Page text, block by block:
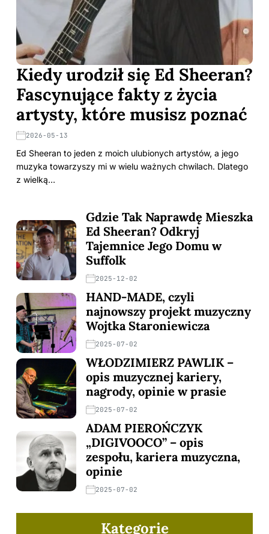
Kiedy urodził się Ed Sheeran?
Fascynujące fakty z życia
artysty, które musisz poznać
2026-05-13
Ed Sheeran to jeden z moich ulubionych artystów, a jego
muzyka towarzyszy mi w wielu ważnych chwilach. Dlatego
z wielką…
Gdzie Tak Naprawdę Mieszka
Ed Sheeran? Odkryj
Tajemnice Jego Domu w
Suffolk
2025-12-02
HAND-MADE, czyli
najnowszy projekt muzyczny
Wojtka Staroniewicza
2025-07-02
WŁODZIMIERZ PAWLIK –
opis muzycznej kariery,
nagrody, opinie w prasie
2025-07-02
ADAM PIEROŃCZYK
„DIGIVOOCO” – opis
zespołu, kariera muzyczna,
opinie
2025-07-02
Kategorie